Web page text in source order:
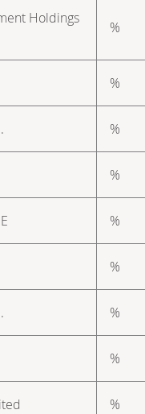
Holdings
%
%
%
%
%
%
%
%
%